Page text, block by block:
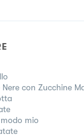
con Zucchine
mio